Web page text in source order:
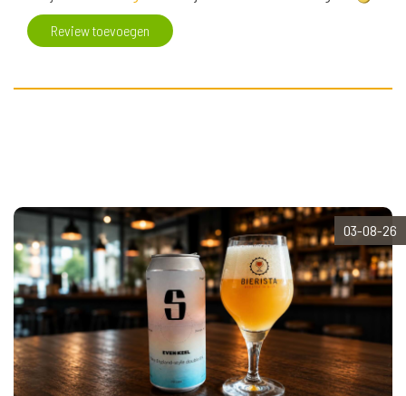
Review toevoegen
03-08-26